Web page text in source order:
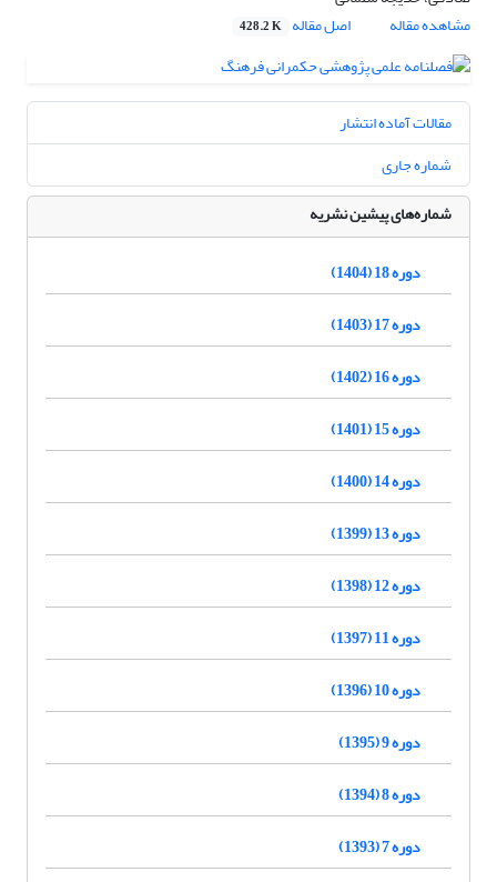
مشاهده مقاله
اصل مقاله 428.2 K
مقالات آماده انتشار
شماره جاری
شماره‌های پیشین نشریه
دوره 18 (1404)
دوره 17 (1403)
دوره 16 (1402)
دوره 15 (1401)
دوره 14 (1400)
دوره 13 (1399)
دوره 12 (1398)
دوره 11 (1397)
دوره 10 (1396)
دوره 9 (1395)
دوره 8 (1394)
دوره 7 (1393)